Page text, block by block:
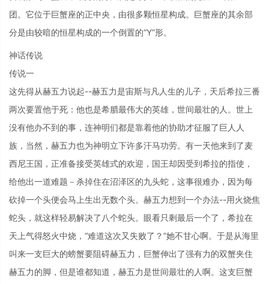
团。它位于巨蟹座的正中央，由很多颗恒星构成。巨蟹座的其余部
分是由较暗的恒星构成的一个倒置的“Y”形。
神话传说
传说一
这先得从赫五力说起--赫五力是宙斯与凡人生的儿子，天后希拉三番
两次要置他于死：他也是希腊最伟大的英雄，世间最壮的人。世上
没有他办不到的事，连神明们都是靠着他的协助才征服了巨人人
族，当然，赫五力也为神明立下许多汗马功劳。有一天他来到了麦
西尼王国，正准备接受英雄式的欢迎，国王却因受到希拉的指使，
给他出一道难题－杀掉住在沼泽区的九头蛇，这事很难办，因为每
砍掉一个头便会马上生出无数个头。赫五力想到一个办法--用火烧焦
蛇头，就这样轻易解决了八个蛇头。眼看只剩最后一个了，希拉在
天上气得怒火中烧，“难道这次又失败了？”她不甘心啊。于是从海里
叫来一支巨大的螃蟹要阻碍赫五力，巨蟹伸出了强有力的双蟹夹住
赫五力的脚，但是谁都知道，赫五力是世间最壮的人啊。这支巨蟹